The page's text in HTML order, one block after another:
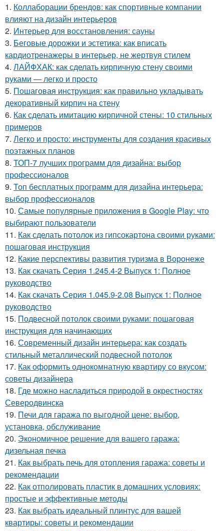
1. Коллаборации брендов: как спортивные компании
влияют на дизайн интерьеров
2. Интерьер для восстановления: сауны
3. Беговые дорожки и эстетика: как вписать
кардиотренажеры в интерьер, не жертвуя стилем
4. ЛАЙФХАК: как сделать кирпичную стену своими
руками — легко и просто
5. Пошаговая инструкция: как правильно укладывать
декоративный кирпич на стену
6. Как сделать имитацию кирпичной стены: 10 стильных
примеров
7. Легко и просто: инструменты для создания красивых
поэтажных планов
8. ТОП-7 лучших программ для дизайна: выбор
профессионалов
9. Топ бесплатных программ для дизайна интерьера:
выбор профессионалов
10. Самые популярные приложения в Google Play: что
выбирают пользователи
11. Как сделать потолок из гипсокартона своими руками:
пошаговая инструкция
12. Какие перспективы развития туризма в Воронеже
13. Как скачать Серия 1.245.4-2 Выпуск 1: Полное
руководство
14. Как скачать Серия 1.045.9-2.08 Выпуск 1: Полное
руководство
15. Подвесной потолок своими руками: пошаговая
инструкция для начинающих
16. Современный дизайн интерьера: как создать
стильный металлический подвесной потолок
17. Как оформить однокомнатную квартиру со вкусом:
советы дизайнера
18. Где можно насладиться природой в окрестностях
Северодвинска
19. Печи для гаража по выгодной цене: выбор,
установка, обслуживание
20. Экономичное решение для вашего гаража:
дизельная печка
21. Как выбрать печь для отопления гаража: советы и
рекомендации
22. Как отполировать пластик в домашних условиях:
простые и эффективные методы
23. Как выбрать идеальный плинтус для вашей
квартиры: советы и рекомендации